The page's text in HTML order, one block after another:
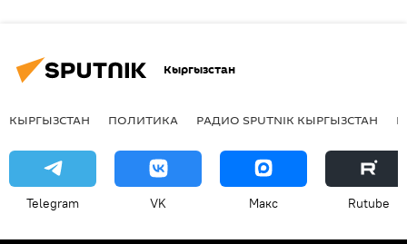
Кыргызстан
КЫРГЫЗСТАН ПОЛИТИКА РАДИО SPUTNIK КЫРГЫЗСТАН
Telegram VK Макс Rutube